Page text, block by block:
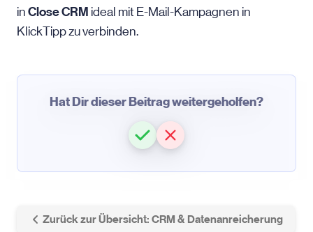
in Close CRM ideal mit E-Mail-Kampagnen in
KlickTipp zu verbinden.
Hat Dir dieser Beitrag weitergeholfen?
Zurück zur Übersicht: CRM & Datenanreicherung